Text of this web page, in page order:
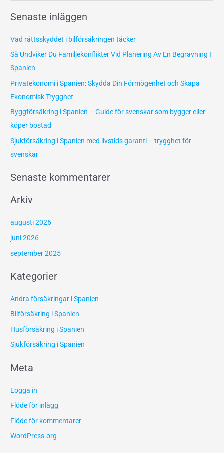
k
f
t
e
r
:
Senaste inläggen
Vad rättsskyddet i bilförsäkringen täcker
Så Undviker Du Familjekonflikter Vid Planering Av En Begravning I
Spanien
Privatekonomi i Spanien: Skydda Din Förmögenhet och Skapa
Ekonomisk Trygghet
Byggförsäkring i Spanien – Guide för svenskar som bygger eller
köper bostad
Sjukförsäkring i Spanien med livstids garanti – trygghet för
svenskar
Senaste kommentarer
Arkiv
augusti 2026
juni 2026
september 2025
Kategorier
Andra försäkringar i Spanien
Bilförsäkring i Spanien
Husförsäkring i Spanien
Sjukförsäkring i Spanien
Meta
Logga in
Flöde för inlägg
Flöde för kommentarer
WordPress.org